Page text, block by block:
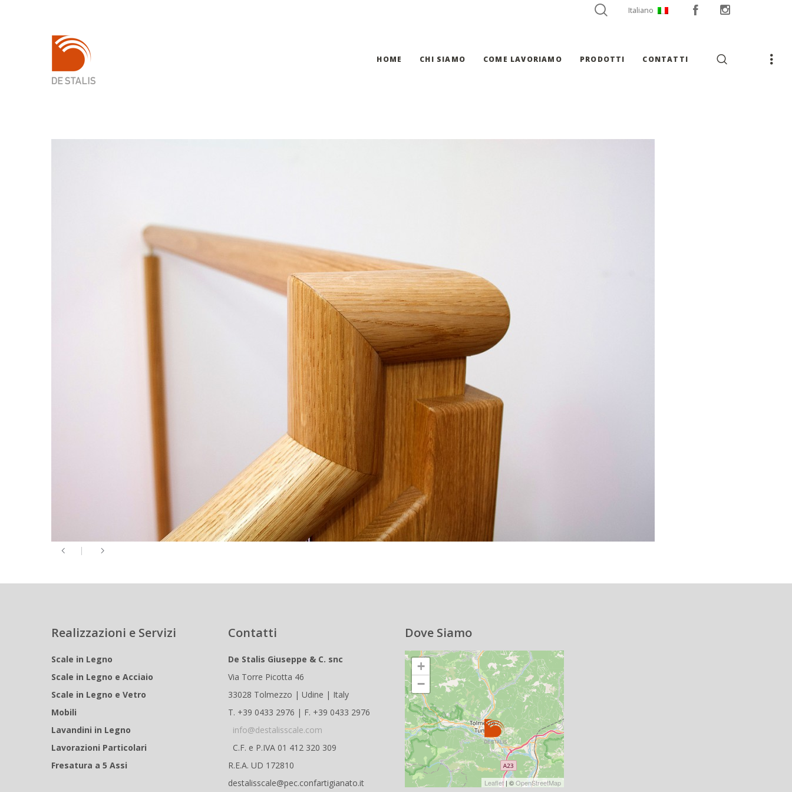
Italiano
HOME CHI SIAMO COME LAVORIAMO PRODOTTI CONTATTI
Realizzazioni e Servizi
Scale in Legno
Scale in Legno e Acciaio
Scale in Legno e Vetro
Mobili
Lavandini in Legno
Lavorazioni Particolari
Fresatura a 5 Assi
Contatti
De Stalis Giuseppe & C. snc
Via Torre Picotta 46
33028 Tolmezzo | Udine | Italy
T. +39 0433 2976 | F. +39 0433 2976
info@destalisscale.com
C.F. e P.IVA 01 412 320 309
R.E.A. UD 172810
destalisscale@pec.confartigianato.it
Dove Siamo
+
−
Leaflet| ©OpenStreetMap